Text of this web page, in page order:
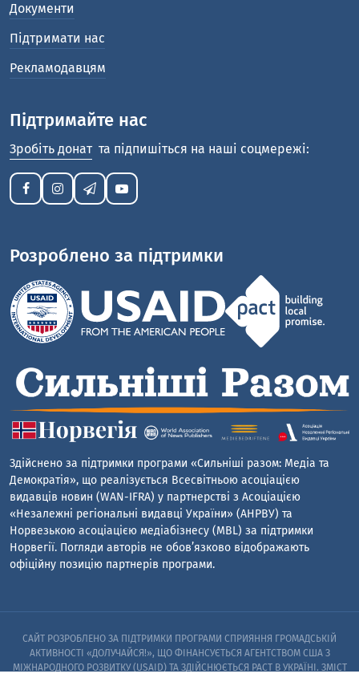
Документи
Підтримати нас
Рекламодавцям
Підтримайте нас
Зробіть донат та підпишіться на наші соцмережі:
Розроблено за підтримки
Здійснено за підтримки програми «Сильніші разом: Медіа та
Демократія», що реалізується Всесвітньою асоціацією
видавців новин (WAN-IFRA) у партнерстві з Асоціацією
«Незалежні регіональні видавці України» (АНРВУ) та
Норвезькою асоціацією медіабізнесу (MBL) за підтримки
Норвегії. Погляди авторів не обов’язково відображають
офіційну позицію партнерів програми.
САЙТ РОЗРОБЛЕНО ЗА ПІДТРИМКИ ПРОГРАМИ СПРИЯННЯ ГРОМАДСЬКІЙ
АКТИВНОСТІ «ДОЛУЧАЙСЯ!», ЩО ФІНАНСУЄТЬСЯ АГЕНТСТВОМ США З
МІЖНАРОДНОГО РОЗВИТКУ (USAID) ТА ЗДІЙСНЮЄТЬСЯ PACT В УКРАЇНІ. ЗМІСТ